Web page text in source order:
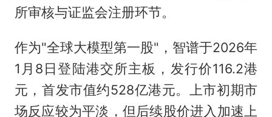
所审核与证监会注册环节。
作为"全球大模型第一股"，智谱于2026年
1月8日登陆港交所主板，发行价116.2港
元，首发市值约528亿港元。上市初期市
场反应较为平淡，但后续股价进入加速上